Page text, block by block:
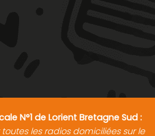
N°1 de Lorient Bretagne Sud :
les radios domiciliées sur le